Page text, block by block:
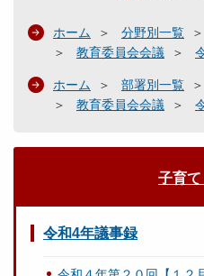
ホーム 分野別一覧
教育委員会会議
ホーム 部署別一覧
教育委員会会議
子育
令和4年議事録